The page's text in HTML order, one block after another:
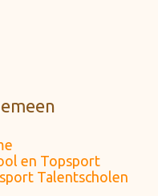
en Topsport
Talentscholen